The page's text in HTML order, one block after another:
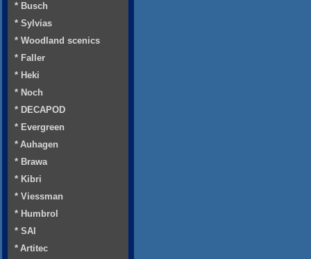
* Busch
* Sylvias
* Woodland scenics
* Faller
* Heki
* Noch
* DECAPOD
* Evergreen
* Auhagen
* Brawa
* Kibri
* Viessman
* Humbrol
* SAI
* Artitec